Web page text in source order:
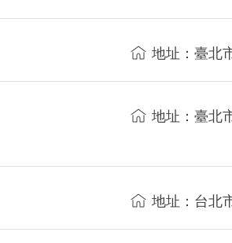
地址：臺北
地址：臺北
地址：台北